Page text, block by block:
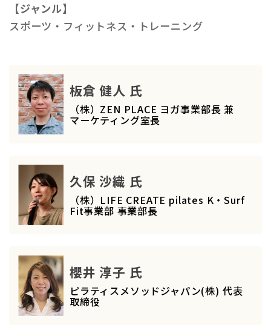
【ジャンル】
スポーツ・フィットネス・トレーニング
板倉 健人 氏
（株）ZEN PLACE ヨガ事業部長 兼
マーケティング室長
久保 沙織 氏
（株）LIFE CREATE pilates K・Surf
Fit事業部 事業部長
櫻井 淳子 氏
ピラティスメソッドジャパン(株) 代表
取締役